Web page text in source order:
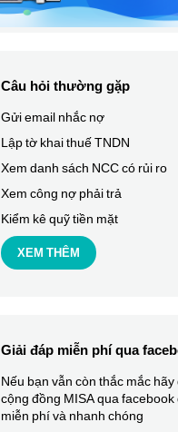
Câu hỏi thường gặp
Gửi email nhắc nợ
Lập tờ khai thuế TNDN
Xem danh sách NCC có rủi ro
Xem công nợ phải trả
Kiểm kê quỹ tiền mặt
XEM THÊM
Giải đáp miễn phí qua
Nếu bạn vẫn còn thắc mắc
cộng đồng MISA qua
miễn phí và nhanh chóng